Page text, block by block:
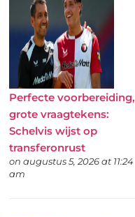
Perfecte voorbereiding,
grote vraagtekens:
Schelvis wijst op
transferonrust
on augustus 5, 2026 at 11:24
am